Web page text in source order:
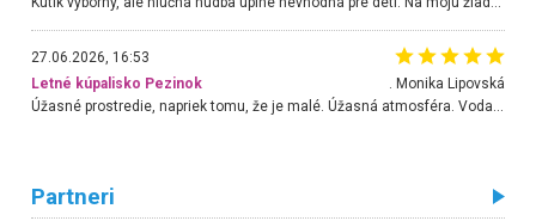
27.06.2026, 16:53
Letné kúpalisko Pezinok
. Monika Lipovská
Partneri